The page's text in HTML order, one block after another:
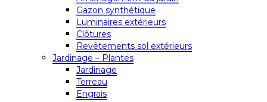
Gazon synthétique
Luminaires extérieurs
Clôtures
Revêtements sol extérieurs
Jardinage – Plantes
Jardinage
Terreau
Engrais